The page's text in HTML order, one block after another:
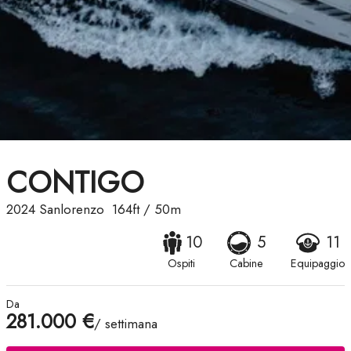
CONTIGO
2024 Sanlorenzo 164ft/ 50m
10
Ospiti
5
Cabine
11
Equipaggio
Da
281.000 €/ settimana